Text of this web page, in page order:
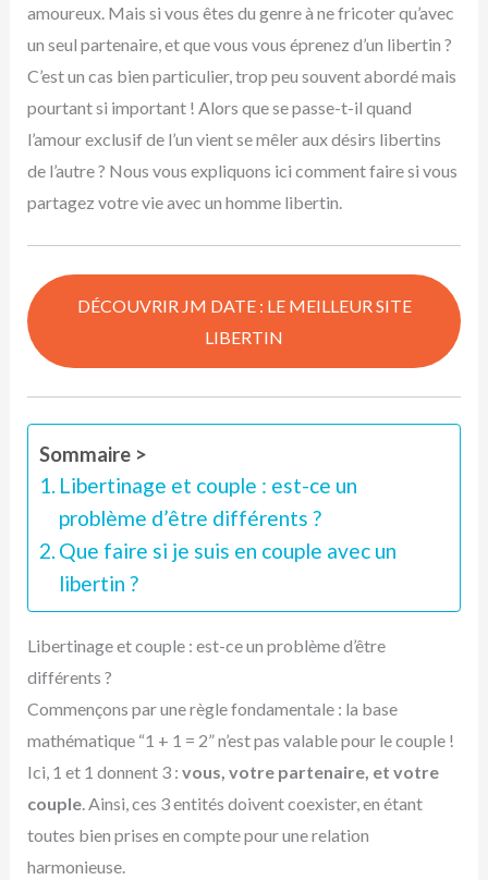
amoureux. Mais si vous êtes du genre à ne fricoter qu’avec
un seul partenaire, et que vous vous éprenez d’un libertin ?
C’est un cas bien particulier, trop peu souvent abordé mais
pourtant si important ! Alors que se passe-t-il quand
l’amour exclusif de l’un vient se­­ mêler aux désirs libertins
de l’autre ? Nous vous expliquons ici comment faire si vous
partagez votre vie avec un homme libertin.
DÉCOUVRIR JM DATE : LE MEILLEUR SITE
LIBERTIN
Sommaire >
Libertinage et couple : est-ce un
problème d’être différents ?
Que faire si je suis en couple avec un
libertin ?
Libertinage et couple : est-ce un problème d’être
différents ?
Commençons par une règle fondamentale : la base
mathématique “1 + 1 = 2” n’est pas valable pour le couple !
Ici, 1 et 1 donnent 3 : vous, votre partenaire, et votre
couple. Ainsi, ces 3 entités doivent coexister, en étant
toutes bien prises en compte pour une relation
harmonieuse.